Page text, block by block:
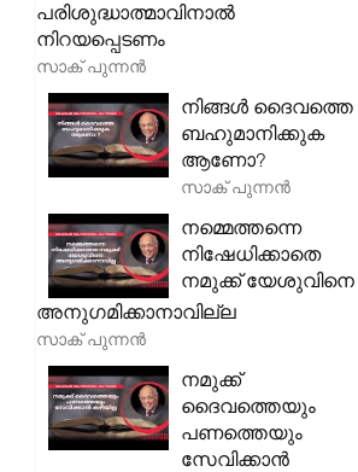
പരിശുദ്ധാത്മാവിനാൽ
നിറയപ്പെടണം
സാക് പുന്നൻ
നിങ്ങൾ ദൈവത്തെ
ബഹുമാനിക്കുക
ആണോ?
സാക് പുന്നൻ
നമ്മെത്തന്നെ
നിഷേധിക്കാതെ
നമുക്ക് യേശുവിനെ
അനുഗമിക്കാനാവില്ല
സാക് പുന്നൻ
നമുക്ക്
ദൈവത്തെയും
പണത്തെയും
സേവിക്കാൻ